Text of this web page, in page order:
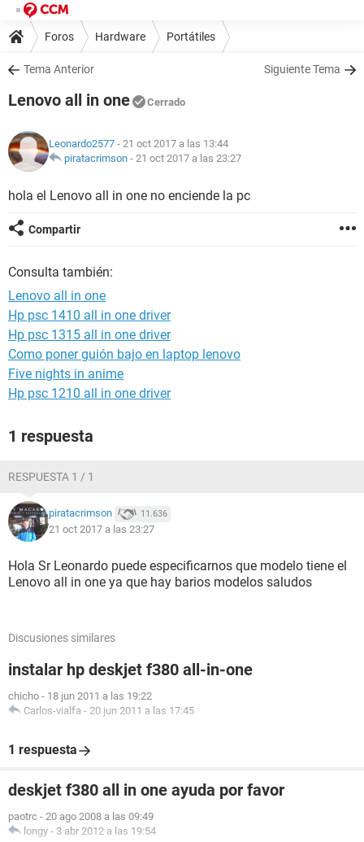
Foros Hardware Portátiles
Tema Anterior Siguiente Tema
Lenovo all in one Cerrado
Leonardo2577 - 21 oct 2017 a las 13:44
piratacrimson - 21 oct 2017 a las 23:27
hola el Lenovo all in one no enciende la pc
Compartir
Consulta también:
Lenovo all in one
Hp psc 1410 all in one driver
Hp psc 1315 all in one driver
Como poner guión bajo en laptop lenovo
Five nights in anime
Hp psc 1210 all in one driver
1 respuesta
RESPUESTA 1 / 1
piratacrimson 11.636
21 oct 2017 a las 23:27
Hola Sr Leonardo puede especificarnos que modelo tiene el
Lenovo all in one ya que hay barios modelos saludos
Discusiones similares
instalar hp deskjet f380 all-in-one
chicho - 18 jun 2011 a las 19:22
Carlos-vialfa - 20 jun 2011 a las 17:45
1 respuesta
deskjet f380 all in one ayuda por favor
paotrc - 20 ago 2008 a las 09:49
longy - 3 abr 2012 a las 19:54